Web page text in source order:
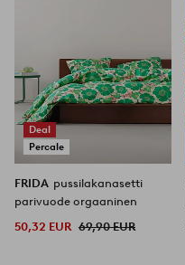
Deal
Percale
FRIDA pussilakanasetti
parivuode orgaaninen
50,32 EUR 69,90 EUR